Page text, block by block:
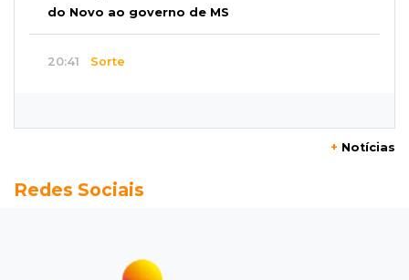
do Novo ao governo de MS
20:41 Sorte
Com 11 gatos, morador pede fim do abandono
Justiça
+ Notícias
Redes Sociais